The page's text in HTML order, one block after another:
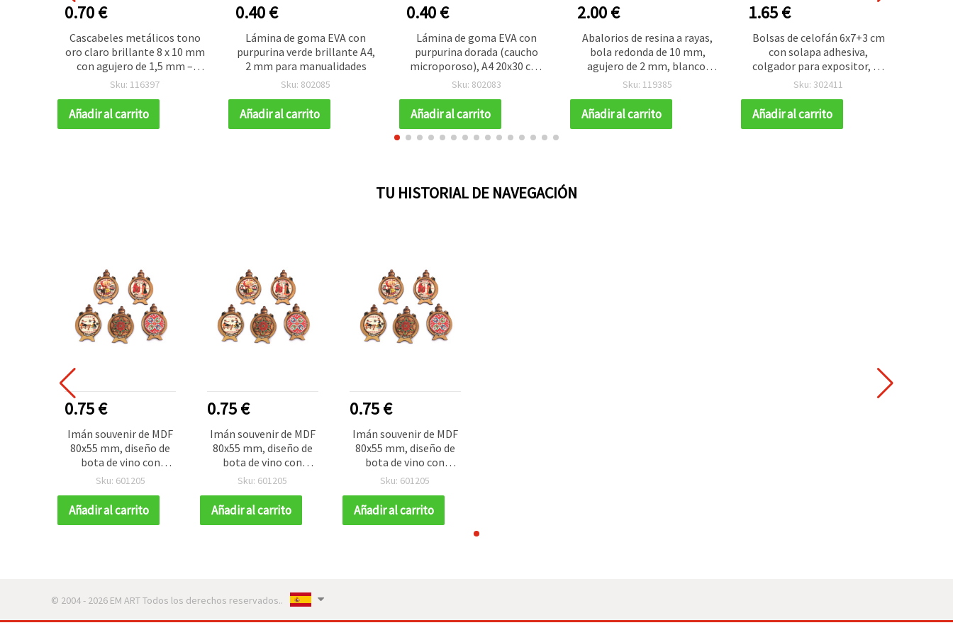
0.70 €
Cascabeles metálicos tono
oro claro brillante 8 x 10 mm
con agujero de 1,5 mm –
Pack de 50 para
decoración navideña y
proyectos creativos DIY
Sku: 116397
Añadir al carrito
0.40 €
Lámina de goma EVA con
purpurina verde brillante A4,
2 mm para manualidades
Sku: 802085
Añadir al carrito
0.40 €
Lámina de goma EVA con
purpurina dorada (caucho
microporoso), A4 20x30 cm,
1,5 mm, para manualidades y
Sku: 802083
Añadir al carrito
2.00 €
Abalorios de resina a rayas,
bola redonda de 10 mm,
agujero de 2 mm, blanco,
verde y rojo - 50 unidades
Sku: 119385
Añadir al carrito
1.65 €
Bolsas de celofán 6x7+3 cm
con solapa adhesiva,
colgador para expositor, 30
micras – Pack de 200 uds
Sku: 302411
Añadir al carrito
TU HISTORIAL DE NAVEGACIÓN
0.75 €
Imán souvenir de MDF
80x55 mm, diseño de
bota de vino con
motivo folclórico / MIX
Sku: 601205
Añadir al carrito
0.75 €
Imán souvenir de MDF
80x55 mm, diseño de
bota de vino con
motivo folclórico / MIX
Sku: 601205
Añadir al carrito
0.75 €
Imán souvenir de MDF
80x55 mm, diseño de
bota de vino con
motivo folclórico / MIX
Sku: 601205
Añadir al carrito
© 2004 - 2026 EM ART Todos los derechos reservados..